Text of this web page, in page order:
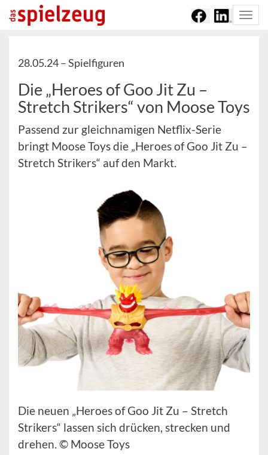
28.05.24 –Spielfiguren
Die „Heroes of Goo Jit Zu –
Stretch Strikers“ von Moose Toys
Passend zur gleichnamigen Netflix-Serie
bringt Moose Toys die „Heroes of Goo Jit Zu –
Stretch Strikers“ auf den Markt.
Die neuen „Heroes of Goo Jit Zu – Stretch
Strikers“ lassen sich drücken, strecken und
drehen. © Moose Toys